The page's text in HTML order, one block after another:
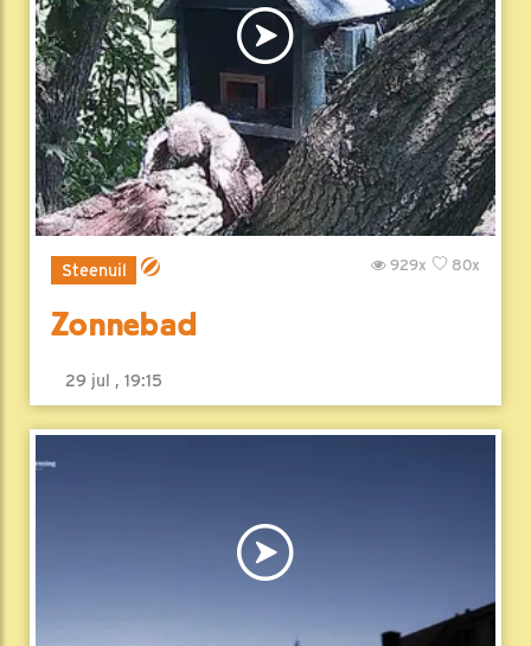
Steenuil 80x
929x
Zonnebad
29 jul , 19:15